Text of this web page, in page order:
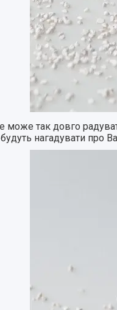
так довго
нагадувати про